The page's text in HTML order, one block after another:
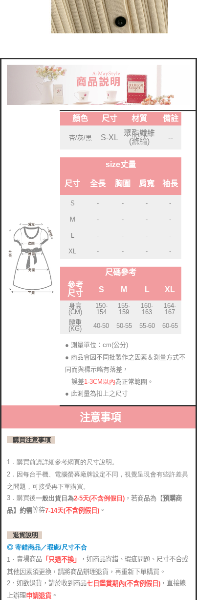
顏色 尺寸 材質 備註
杏/灰/黑 S-XL
聚酯纖維
(滌綸)
--
size丈量
尺寸 全長 胸圍 肩寬 袖長
S - - - -
M - - - -
L - - - -
XL - - - -
尺碼參考
參考
尺寸
S M L XL
身高
(CM)
150-
154
155-
159
160-
163
164-
167
體重
(KG)
40-50 50-55 55-60 60-65
● 測量單位：cm(公分)
● 商品會因不同批製作之因素＆測量方式不
同而與標示略有落差 ，
誤差1-3CM以內為正常範圍。
● 此測量為扣上之尺寸
注意事項
購買注意事項
1．購買前請詳細參考網頁的尺寸說明。
2． 因每台手機、電腦螢幕廠牌設定不同，視覺呈現會有些許差異
之問題，可接受再下單購買。
3．購買後一般出貨日為2-5天(不含例假日) ，若商品為【預購商
品】約需等待7-14天(不含例假日) 。
退貨說明
◎ 寄錯商品／瑕疵/尺寸不合
1． 賣場商品 「只退不換」
，如商品寄錯、瑕疵問題、尺寸不合或
其他因素須更換，請將商品辦理退貨，再重新下單購買。
2．如欲退貨，請於收到商品七日鑑賞期內(不含例假日) ，直接線
上辦理申請退貨 。